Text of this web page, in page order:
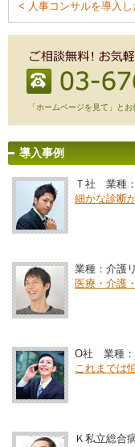
< 人事コンサルを導入
「ホームページを見て」と
導入事例
Ｔ社 業種
細かな診断
業種：介護
医療・介護
O社 業種：
これまでは
Ｋ私立総合